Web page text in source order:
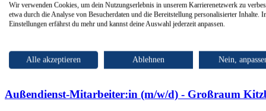
03.08.2026
Top Arbeitgeber
Kitzbühel
03.08.2026
Außendienst-Mitarbeiter:in (m/w/d) - Großraum
Wir verwenden Cookies, um dein Nutzungserlebnis in unserem Karrierenetzwerk zu
etwa durch die Analyse von Besucherdaten und die Bereitstellung personalisierter Inhalte.
Einstellungen erfährst du mehr und kannst deine Auswahl jederzeit anpassen.
Alle akzeptieren Ablehnen Nein,